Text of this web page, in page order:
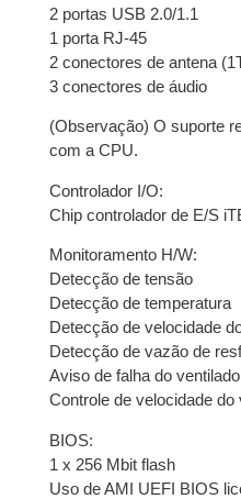
2 portas USB 2.0/1.1
1 porta RJ-45
2 conectores de antena
3 conectores de áudio
(Observação) O suporte
com a CPU.
Controlador I/O:
Chip controlador de E/S
Monitoramento H/W:
Detecção de tensão
Detecção de temperatura
Detecção de velocidade
Detecção de vazão de
Aviso de falha do
Controle de velocidade do
BIOS:
1 x 256 Mbit flash
Uso de AMI UEFI BIOS